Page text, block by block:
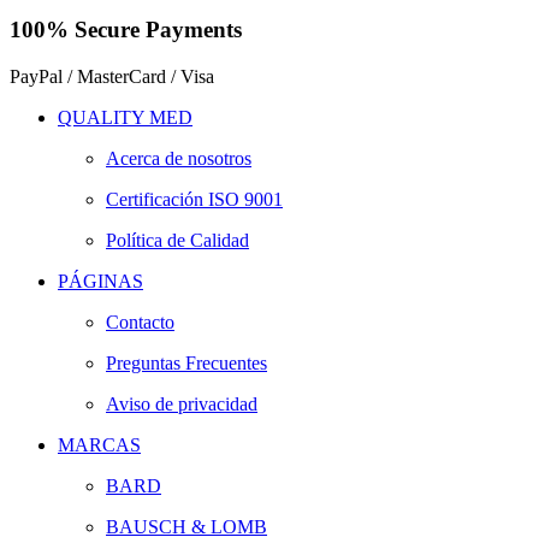
100% Secure Payments
PayPal / MasterCard / Visa
QUALITY MED
Acerca de nosotros
Certificación ISO 9001
Política de Calidad
PÁGINAS
Contacto
Preguntas Frecuentes
Aviso de privacidad
MARCAS
BARD
BAUSCH & LOMB